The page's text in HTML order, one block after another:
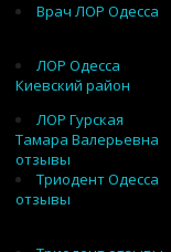
Врач ЛОР Одесса
ЛОР Одесса
Киевский район
ЛОР Гурская
Тамара Валерьевна
отзывы
Триодент Одесса
отзывы